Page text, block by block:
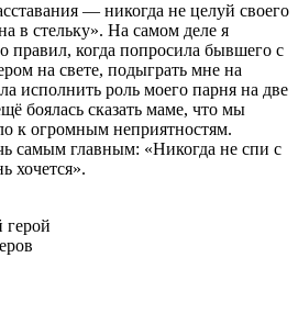
— никогда не целуй своего
в стельку». На самом деле я
правил, когда попросила бывшего с
на свете, подыграть мне на
исполнить роль моего парня на две
боялась сказать маме, что мы
к огромным неприятностям.
самым главным: «Никогда не спи с
хочется».
герой